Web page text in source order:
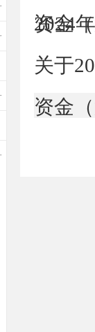
资金
2024
关于
资金